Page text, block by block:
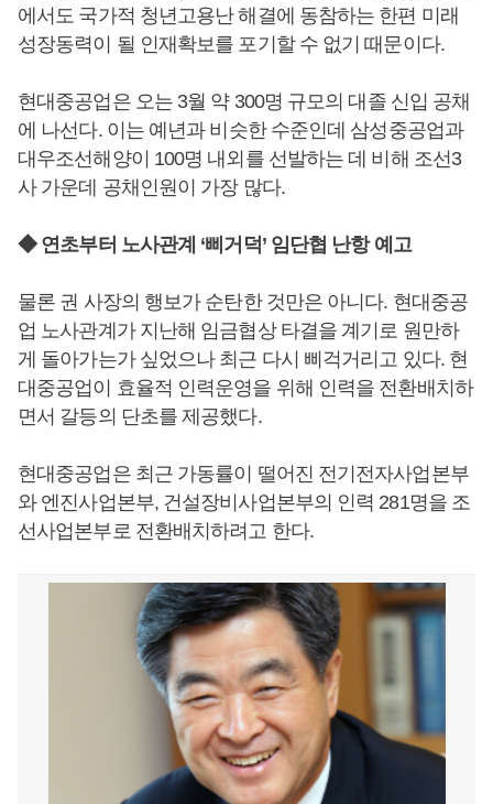
에서도 국가적 청년고용난 해결에 동참하는 한편 미래
성장동력이 될 인재확보를 포기할 수 없기 때문이다.
현대중공업은 오는 3월 약 300명 규모의 대졸 신입 공채
에 나선다. 이는 예년과 비슷한 수준인데 삼성중공업과
대우조선해양이 100명 내외를 선발하는 데 비해 조선3
사 가운데 공채인원이 가장 많다.
◆ 연초부터 노사관계 ‘삐거덕’ 임단협 난항 예고
물론 권 사장의 행보가 순탄한 것만은 아니다. 현대중공
업 노사관계가 지난해 임금협상 타결을 계기로 원만하
게 돌아가는가 싶었으나 최근 다시 삐걱거리고 있다. 현
대중공업이 효율적 인력운영을 위해 인력을 전환배치하
면서 갈등의 단초를 제공했다.
현대중공업은 최근 가동률이 떨어진 전기전자사업본부
와 엔진사업본부, 건설장비사업본부의 인력 281명을 조
선사업본부로 전환배치하려고 한다.